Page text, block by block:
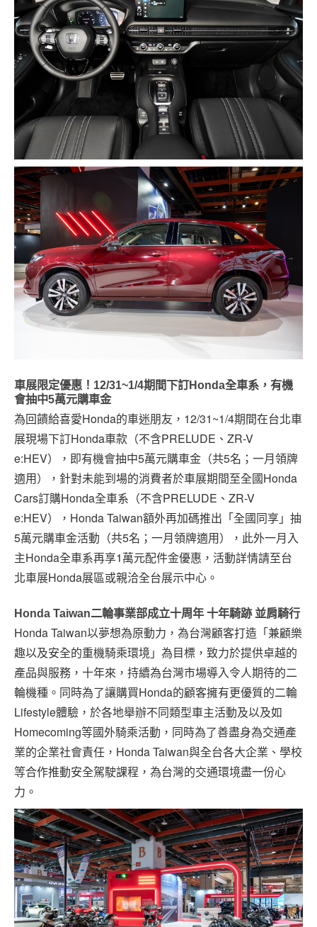
車展限定優惠！12/31~1/4期間下訂Honda全車系，有機
會抽中5萬元購車金
為回饋給喜愛Honda的車迷朋友，12/31~1/4期間在台北車
展現場下訂Honda車款（不含PRELUDE、ZR-V
e:HEV），即有機會抽中5萬元購車金（共5名；一月領牌
適用），針對未能到場的消費者於車展期間至全國Honda
Cars訂購Honda全車系（不含PRELUDE、ZR-V
e:HEV），Honda Taiwan額外再加碼推出「全國同享」抽
5萬元購車金活動（共5名；一月領牌適用），此外一月入
主Honda全車系再享1萬元配件金優惠，活動詳情請至台
北車展Honda展區或親洽全台展示中心。
Honda Taiwan二輪事業部成立十周年 十年騎跡 並肩騎行
Honda Taiwan以夢想為原動力，為台灣顧客打造「兼顧樂
趣以及安全的重機騎乘環境」為目標，致力於提供卓越的
產品與服務，十年來，持續為台灣市場導入令人期待的二
輪機種。同時為了讓購買Honda的顧客擁有更優質的二輪
Lifestyle體驗，於各地舉辦不同類型車主活動及以及如
Homecoming等國外騎乘活動，同時為了善盡身為交通產
業的企業社會責任，Honda Taiwan與全台各大企業、學校
等合作推動安全駕駛課程，為台灣的交通環境盡一份心
力。